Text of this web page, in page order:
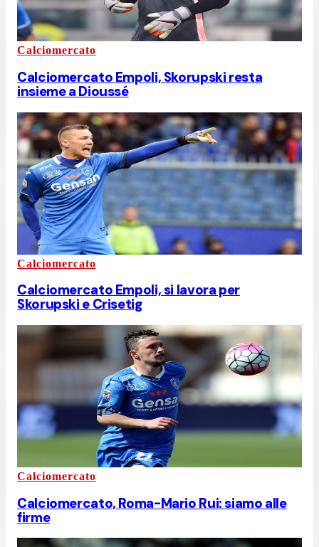
Calciomercato
Calciomercato Empoli, Skorupski resta
insieme a Dioussé
Calciomercato
Calciomercato Empoli, si lavora per
Skorupski e Crisetig
Calciomercato
Calciomercato, Roma-Mario Rui: siamo alle
firme